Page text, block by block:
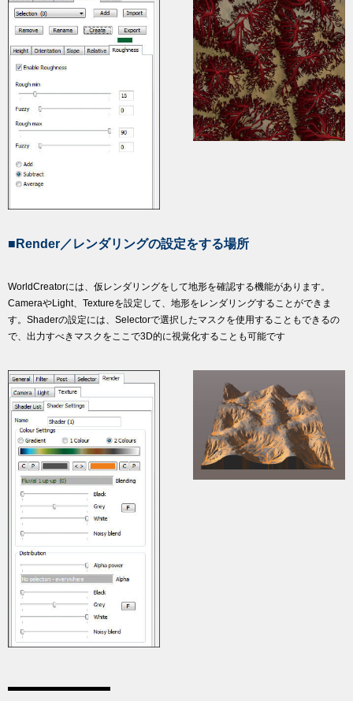
■Render／レンダリングの設定をする場所
WorldCreatorには、仮レンダリングをして地形を確認する機能があります。
CameraやLight、Textureを設定して、地形をレンダリングすることができま
す。Shaderの設定には、Selectorで選択したマスクを使用することもできるの
で、出力すべきマスクをここで3D的に視覚化することも可能です